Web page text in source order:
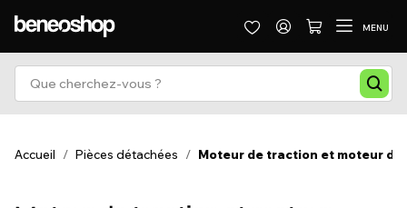
MENU
Accueil / Pièces détachées / Moteur de traction et moteur